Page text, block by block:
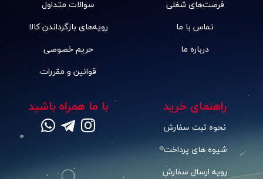
فرصت‌های شغلی
تماس با ما
درباره ما
سوالات متداول
رویه‌های بازگرداندن کالا
حریم خصوصی
قوانین و مقررات
راهنمای خرید
نحوه ثبت سفارش
شیوه های پرداخت
رویه ارسال سفارش
با ما همراه باشید